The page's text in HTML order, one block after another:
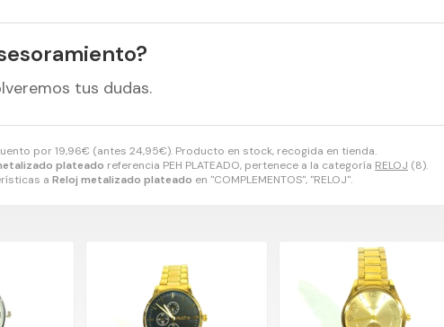
por19,96€ (antes 24,95€). Producto en stock, recogida en tienda.
plateado referencia PEH PLATEADO, pertenece a la categoría RELOJ (8).
a Reloj metalizado plateado en "COMPLEMENTOS", "RELOJ".
tus dudas.